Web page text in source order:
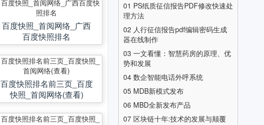
百度快照_首阅网络_广西
百度快照排名
百度快照排名前三页_百度
快照_首阅网络(查看)
01 PS纸质征信报告PDF修改快速处
理方法
02 人行征信报告pdf编辑密码生成
器在线制作
03 一文看懂：智慧药房的原理、优
势和发展
04 数企智能电话外呼系统
05 MDB新模式发布
06 MBD全新发布产品
07 区块链十年:技术的发展与颠覆